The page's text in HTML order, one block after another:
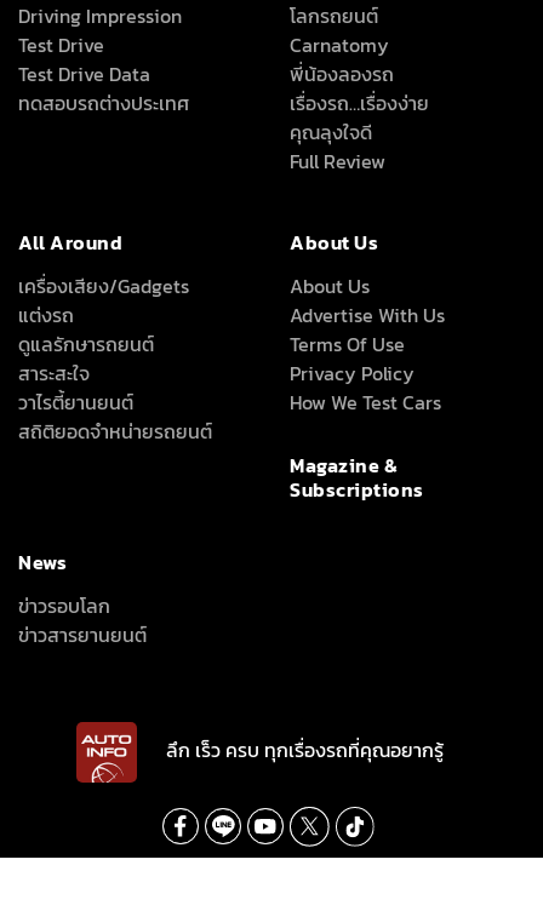
Driving Impression
Test Drive
Test Drive Data
ทดสอบรถต่างประเทศ
โลกรถยนต์
Carnatomy
พี่น้องลองรถ
เรื่องรถ…เรื่องง่าย
คุณลุงใจดี
Full Review
All Around
เครื่องเสียง/Gadgets
แต่งรถ
ดูแลรักษารถยนต์
สาระสะใจ
วาไรตี้ยานยนต์
สถิติยอดจำหน่ายรถยนต์
About Us
About Us
Advertise With Us
Terms Of Use
Privacy Policy
How We Test Cars
Magazine &
Subscriptions
News
ข่าวรอบโลก
ข่าวสารยานยนต์
ลึก เร็ว ครบ ทุกเรื่องรถที่คุณอยากรู้